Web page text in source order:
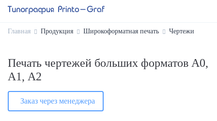
Главная Продукция Широкоформатная печать Чертежи
Печать чертежей больших форматов А0,
А1, А2
Заказ через менеджера